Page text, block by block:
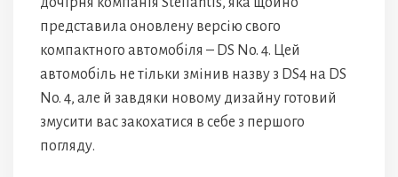
представила оновлену версію свого
компактного автомобіля – DS No. 4. Цей
автомобіль не тільки змінив назву з DS4 на DS
No. 4, але й завдяки новому дизайну готовий
змусити вас закохатися в себе з першого
погляду.